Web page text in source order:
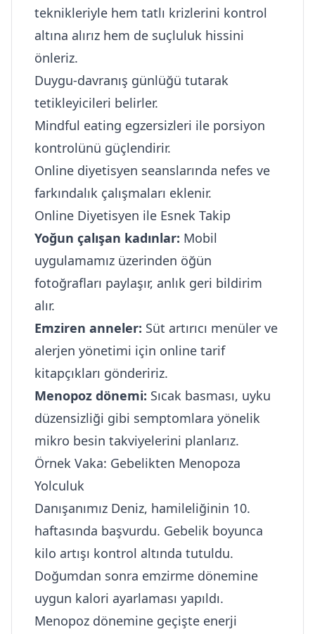
teknikleriyle hem tatlı krizlerini kontrol
altına alırız hem de suçluluk hissini
önleriz.
Duygu-davranış günlüğü tutarak
tetikleyicileri belirler.
Mindful eating egzersizleri ile porsiyon
kontrolünü güçlendirir.
Online diyetisyen seanslarında nefes ve
farkındalık çalışmaları eklenir.
Online Diyetisyen ile Esnek Takip
Yoğun çalışan kadınlar: Mobil
uygulamamız üzerinden öğün
fotoğrafları paylaşır, anlık geri bildirim
alır.
Emziren anneler: Süt artırıcı menüler ve
alerjen yönetimi için online tarif
kitapçıkları göndeririz.
Menopoz dönemi: Sıcak basması, uyku
düzensizliği gibi semptomlara yönelik
mikro besin takviyelerini planlarız.
Örnek Vaka: Gebelikten Menopoza
Yolculuk
Danışanımız Deniz, hamileliğinin 10.
haftasında başvurdu. Gebelik boyunca
kilo artışı kontrol altında tutuldu.
Doğumdan sonra emzirme dönemine
uygun kalori ayarlaması yapıldı.
Menopoz dönemine geçişte enerji